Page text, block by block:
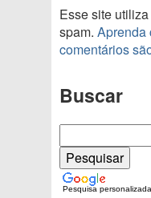
Esse site
spam. Aprenda
comentários
Buscar
Pesquisa personalizada